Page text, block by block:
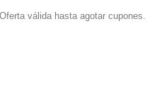
válida hasta agotar cupones.
Cantidad
1.25 MTS USAR